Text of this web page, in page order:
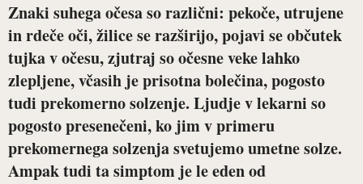
Znaki suhega očesa so različni: pekoče, utrujene
in rdeče oči, žilice se razširijo, pojavi se občutek
tujka v očesu, zjutraj so očesne veke lahko
zlepljene, včasih je prisotna bolečina, pogosto
tudi prekomerno solzenje. Ljudje v lekarni so
pogosto presenečeni, ko jim v primeru
prekomernega solzenja svetujemo umetne solze.
Ampak tudi ta simptom je le eden od